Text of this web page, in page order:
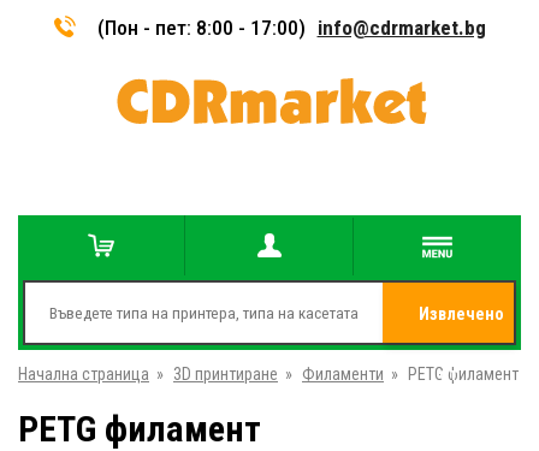
(Пон - пет: 8:00 - 17:00) info@cdrmarket.bg
Извлечено
от
Начална страница » 3D принтиране » Филаменти » PETG филамент
PETG филамент